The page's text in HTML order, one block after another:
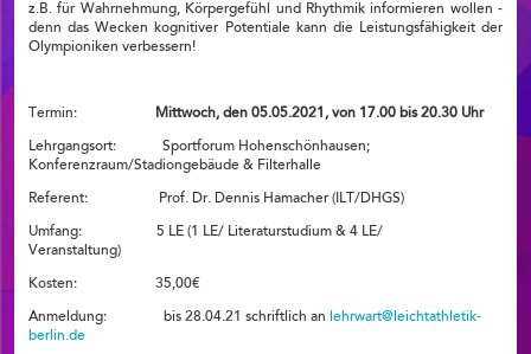
z.B. für Wahrnehmung, Körpergefühl und Rhythmik informieren wollen -
denn das Wecken kognitiver Potentiale kann die Leistungsfähigkeit der
Olympioniken verbessern!
Termin: Mittwoch, den 05.05.2021, von 17.00 bis 20.30 Uhr
Lehrgangsort: Sportforum Hohenschönhausen;
Konferenzraum/Stadiongebäude & Filterhalle
Referent: Prof. Dr. Dennis Hamacher (ILT/DHGS)
Umfang: 5 LE (1 LE/ Literaturstudium & 4 LE/
Veranstaltung)
Kosten: 35,00€
Anmeldung: bis 28.04.21 schriftlich an lehrwart@leichtathletik-
berlin.de